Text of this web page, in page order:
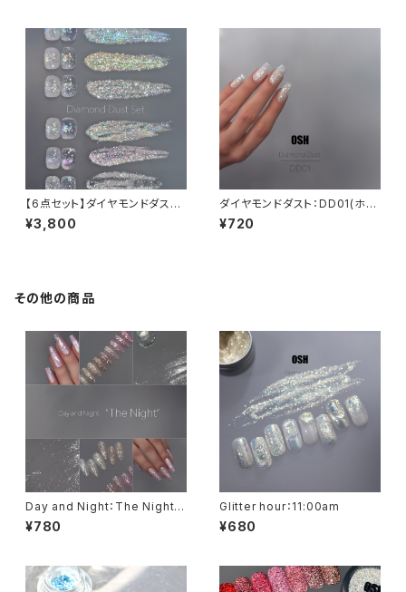
【6点セット】ダイヤモンドダスト
シリーズ & Glitter hour：01:0
0am
¥3,800
ダイヤモンドダスト：DD01(ホワ
イト系)
¥720
その他の商品
Day and Night：The Night -
Jewel Glitter Flake
¥780
Glitter hour：11:00am
¥680